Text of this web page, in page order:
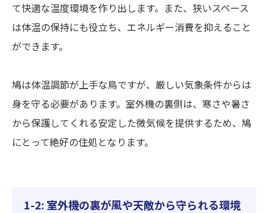
て快適な温度環境を作り出します。また、狭いスペース
は体温の保持にも役立ち、エネルギー消費を抑えること
ができます。
鳩は体温調節が上手な鳥ですが、厳しい気象条件からは
身を守る必要があります。室外機の裏側は、寒さや暑さ
から保護してくれる安定した微気候を提供するため、鳩
にとって絶好の住処となります。
1-2: 室外機の裏が風や天敵から守られる環境